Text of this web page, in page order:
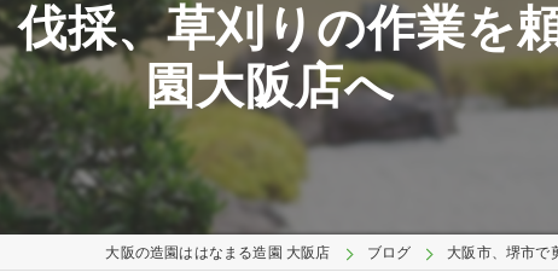
伐採、草刈りの作業
園大阪店へ
大阪の造園ははなまる造園 大阪店 ブログ 大阪市、堺市で